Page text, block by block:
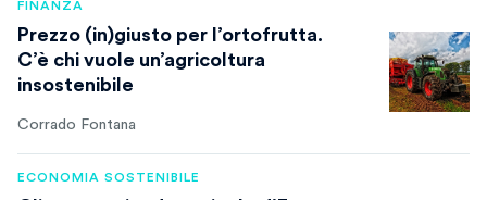
FINANZA
Prezzo (in)giusto per l’ortofrutta.
C’è chi vuole un’agricoltura
insostenibile
Corrado Fontana
ECONOMIA SOSTENIBILE